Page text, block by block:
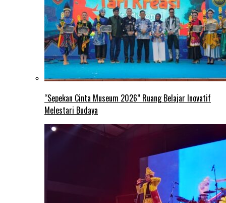
“Sepekan Cinta Museum 2026” Ruang Belajar Inovatif
Melestari Budaya